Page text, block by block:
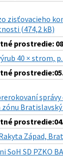
zisťovacieho
(474,2 kB)
prostredie:
40 × strom,
Bratislavský
Západ,
SoH SD PZKO